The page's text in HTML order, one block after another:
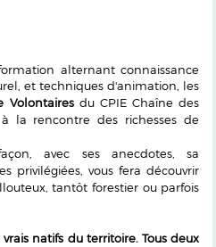
alternant connaissance
et techniques d'animation, les
Volontairesdu CPIE Chaîne des
la rencontre des richesses de
avec ses anecdotes, sa
privilégiées, vous fera découvrir
tantôt forestier ou parfois
natifs du territoire. Tous deux